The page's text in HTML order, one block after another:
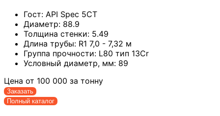
Гост: API Spec 5CT
Диаметр: 88.9
Толщина стенки: 5.49
Длина трубы: R1 7,0 - 7,32 м
Группа прочности: L80 тип 13Cr
Условный диаметр, мм: 89
Цена от 100 000 за тонну
Заказать
Полный каталог